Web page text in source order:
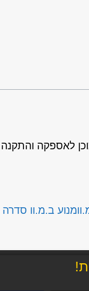
לאספקה והתקנה
מנוע ב.מ.וו סדרה 4